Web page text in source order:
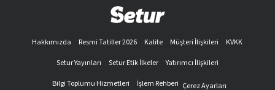
Hakkımızda Resmi Tatiller 2026 Kalite Müşteri İlişkileri
KVKK
Setur Yayınları
Setur Etik İlkeler
Yatırımcı İlişkileri
Bilgi Toplumu Hizmetleri
İşlem Rehberi Çerez Ayarları